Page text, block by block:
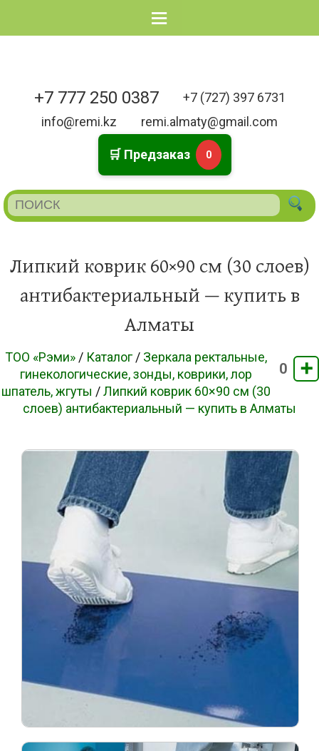
+7 777 250 0387
+7 (727) 397 6731
info@remi.kz
remi.almaty@gmail.com
🛒 Предзаказ 0
Липкий коврик 60×90 см (30 слоев)
антибактериальный — купить в
Алматы
0 ➕
ТОО «Рэми» / Каталог / Зеркала ректальные,
гинекологические, зонды, коврики, лор
шпатель, жгуты /Липкий коврик 60×90 см (30
слоев) антибактериальный — купить в Алматы